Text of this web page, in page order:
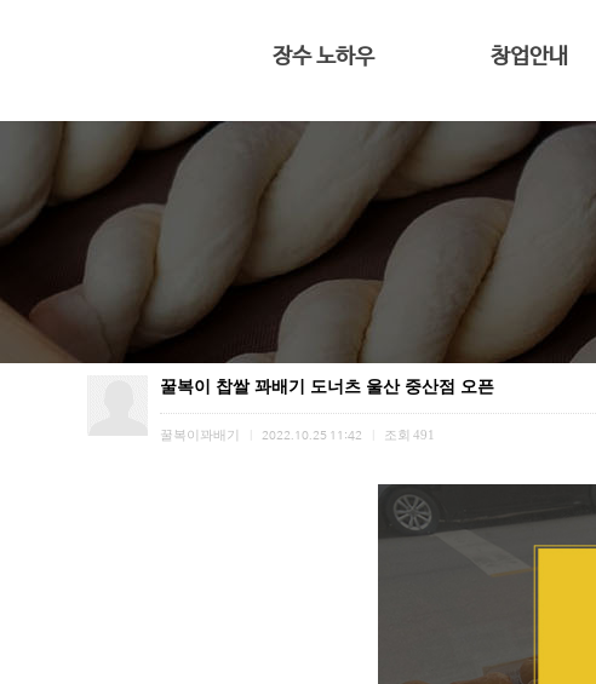
장수 노하우
전용 프리믹스
반죽과 숙성
황금빛 꽈배기
창업안내
대표 인사말
4평도 가능한 꿀복이
창업비용
꿀복이 찹쌀 꽈배기 도너츠 울산 중산점 오픈
꿀복이꽈배기 2022.10.25 11:42 조회 491